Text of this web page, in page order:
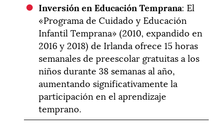
Inversión en Educación Temprana: El
«Programa de Cuidado y Educación
Infantil Temprana» (2010, expandido en
2016 y 2018) de Irlanda ofrece 15 horas
semanales de preescolar gratuitas a los
niños durante 38 semanas al año,
aumentando significativamente la
participación en el aprendizaje
temprano.